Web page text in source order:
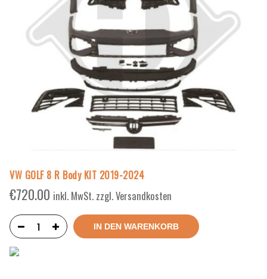
VW GOLF 8 R Body KIT 2019-2024
€720.00 inkl. MwSt. zzgl. Versandkosten
IN DEN WARENKORB